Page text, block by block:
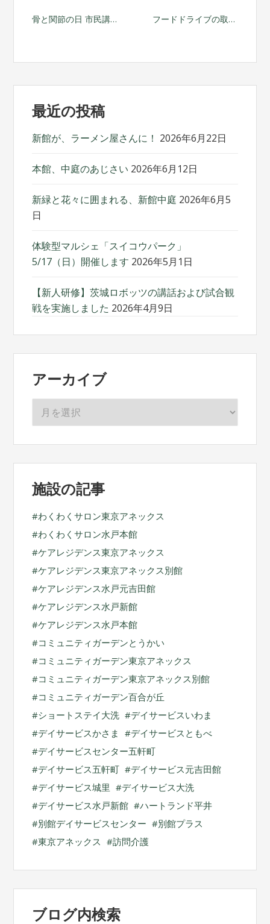
投
ナ
ビ
ゲ
ー
シ
ン
骨と関節の日 市民講座10/5(日)開催 フードドライブの取り組み
最近の投稿
新館が、ラーメン屋さんに！ 2026年6月22日
本館、中庭のあじさい 2026年6月12日
新緑と花々に囲まれる、新館中庭 2026年6月5
日
体験型マルシェ「スイコウパーク」
5/17（日）開催します 2026年5月1日
【新人研修】茨城ロボッツの講話および試合観
戦を実施しました 2026年4月9日
アーカイブ
施設の記事
わくわくサロン東京アネックス
わくわくサロン水戸本館
ケアレジデンス東京アネックス
ケアレジデンス東京アネックス別館
ケアレジデンス水戸元吉田館
ケアレジデンス水戸新館
ケアレジデンス水戸本館
コミュニティガーデンとうかい
コミュニティガーデン東京アネックス
コミュニティガーデン東京アネックス別館
コミュニティガーデン百合が丘
ショートステイ大洗
デイサービスいわま
デイサービスかさま
デイサービスともべ
デイサービスセンター五軒町
デイサービス五軒町
デイサービス元吉田館
デイサービス城里
デイサービス大洗
デイサービス水戸新館
ハートランド平井
別館デイサービスセンター
別館プラス
東京アネックス
訪問介護
ブログ内検索